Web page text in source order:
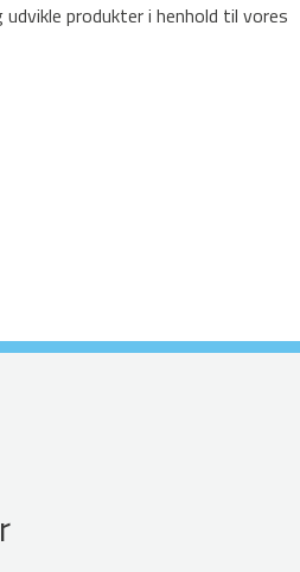
produkter i henhold til vores